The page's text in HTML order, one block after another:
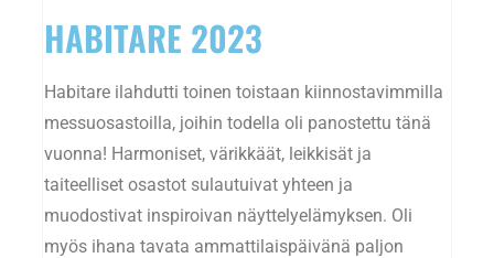
HABITARE 2023
Habitare ilahdutti toinen toistaan kiinnostavimmilla
messuosastoilla, joihin todella oli panostettu tänä
vuonna! Harmoniset, värikkäät, leikkisät ja
taiteelliset osastot sulautuivat yhteen ja
muodostivat inspiroivan näyttelyelämyksen. Oli
myös ihana tavata ammattilaispäivänä paljon